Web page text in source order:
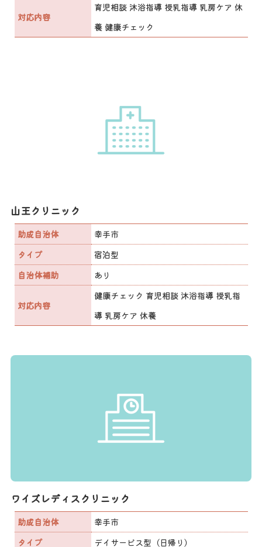
対応内容
育児相談 沐浴指導 授乳指導 乳房ケア 休
養 健康チェック
山王クリニック
助成自治体
幸手市
タイプ
宿泊型
自治体補助
あり
対応内容
健康チェック 育児相談 沐浴指導 授乳指
導 乳房ケア 休養
ワイズレディスクリニック
助成自治体
幸手市
タイプ
デイサービス型（日帰り）